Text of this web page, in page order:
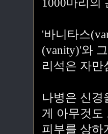
1000마리의
'바니타스
(vanity)'와
리석은 자만
나병은 신경
게 아무것도
피부를 상하